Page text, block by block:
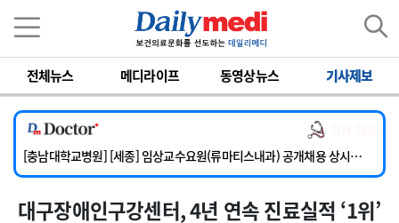
전체뉴스 메디라이프 동영상뉴스 기사제보
[단국대학교병원] 임상전담교원 및 전임의 초빙
[해운대부민병원] [해운대] 2026년 하반기 인턴 모집
[서울아산병원] 건강증진센터 소화기파트 건진교수 초빙
[충남대학교병원] [세종] 임상교수요원(류마티스내과) 공개채용 상시모집
[이대서울병원] 정형외과 일반의 초빙
[단국대학교병원] 임상전담교원 및 전임의 초빙
대구장애인구강센터, 4년 연속 진료실적 ‘1위’